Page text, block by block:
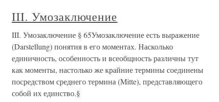
III. Умозаключение
III. Умозаключение § 65Умозаключение есть выражение
(Darstellung) понятия в его моментах. Насколько
единичность, особенность и всеобщность различны тут
как моменты, настолько же крайние термины соединены
посредством среднего термина (Mitte), представляющего
собой их единство.§